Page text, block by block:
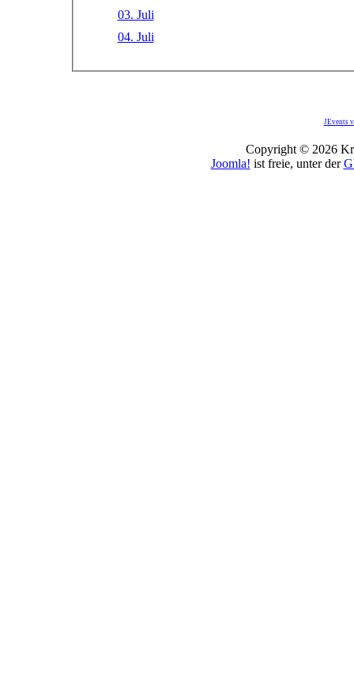
03. Juli
04. Juli
JEvents
Copyright © 2026
Joomla! ist freie, unter der